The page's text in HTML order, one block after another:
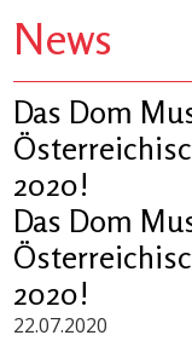
News
Das Dom
2020!
Das Dom
2020!
22.07.2020